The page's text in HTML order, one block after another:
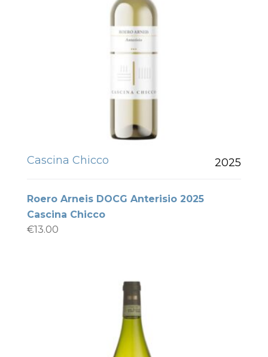
Cascina Chicco 2025
Roero Arneis DOCG Anterisio 2025
Cascina Chicco
€13.00